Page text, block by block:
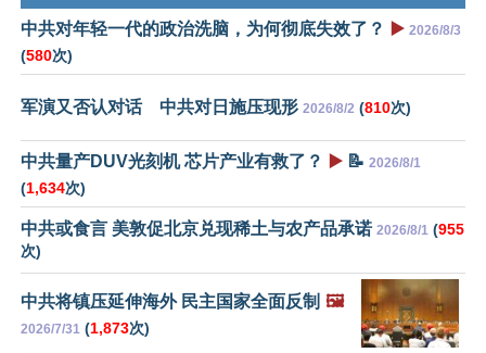
中共对年轻一代的政治洗脑，为何彻底失效了？ ▶️ 2026/8/3
(580次)
军演又否认对话 中共对日施压现形 2026/8/2 (810次)
中共量产DUV光刻机 芯片产业有救了？ ▶️ 📝 2026/8/1
(1,634次)
中共或食言 美敦促北京兑现稀土与农产品承诺 2026/8/1 (955
次)
中共将镇压延伸海外 民主国家全面反制 🖼️
2026/7/31 (1,873次)